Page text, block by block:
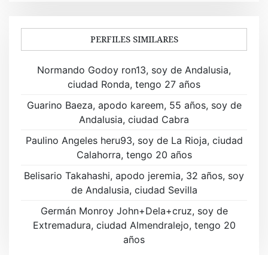
ó
n
e
PERFILES SIMILARES
Normando Godoy ron13, soy de Andalusia,
ciudad Ronda, tengo 27 años
Guarino Baeza, apodo kareem, 55 años, soy de
Andalusia, ciudad Cabra
Paulino Angeles heru93, soy de La Rioja, ciudad
Calahorra, tengo 20 años
Belisario Takahashi, apodo jeremia, 32 años, soy
de Andalusia, ciudad Sevilla
Germán Monroy John+Dela+cruz, soy de
Extremadura, ciudad Almendralejo, tengo 20
años